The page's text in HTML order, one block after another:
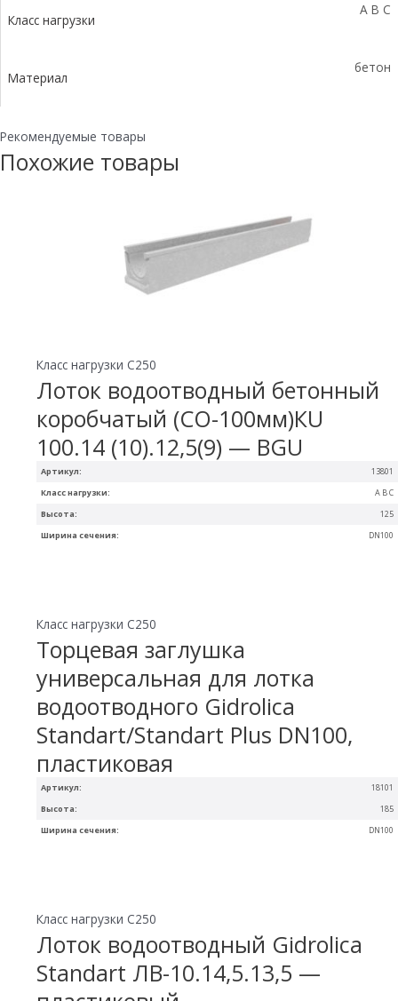
Класс нагрузки
A B C
Материал
бетон
Рекомендуемые товары
Похожие товары
Артикул: 13801
Ширина сечения: DN100
Высота: 125
Класс нагрузки: A B C
Класс нагрузки C250
Лоток водоотводный бетонный
коробчатый (СО-100мм)КU
100.14 (10).12,5(9) — BGU
Артикул: 18101
Ширина сечения: DN100
Высота: 185
Класс нагрузки C250
Торцевая заглушка
универсальная для лотка
водоотводного Gidrolica
Standart/Standart Plus DN100,
пластиковая
Класс нагрузки C250
Лоток водоотводный Gidrolica
Standart ЛВ-10.14,5.13,5 —